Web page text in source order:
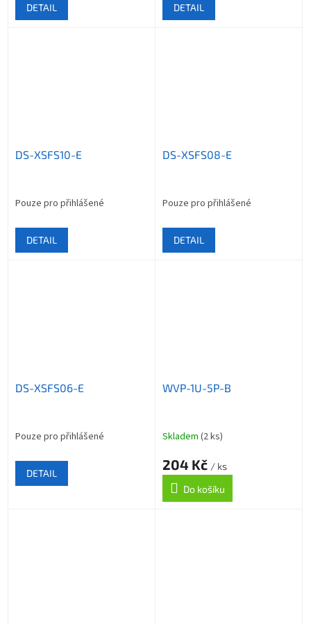
DETAIL DETAIL
DS-XSFS10-E
Pouze pro přihlášené
DETAIL
DS-XSFS08-E
Pouze pro přihlášené
DETAIL
DS-XSFS06-E
Pouze pro přihlášené
DETAIL
WVP-1U-5P-B
Skladem (2 ks)
204 Kč / ks
Do košíku